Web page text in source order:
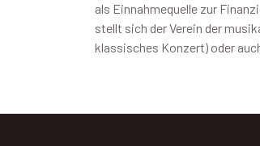
als Einnahmequelle zur
stellt sich der Verein der
klassisches Konzert) oder